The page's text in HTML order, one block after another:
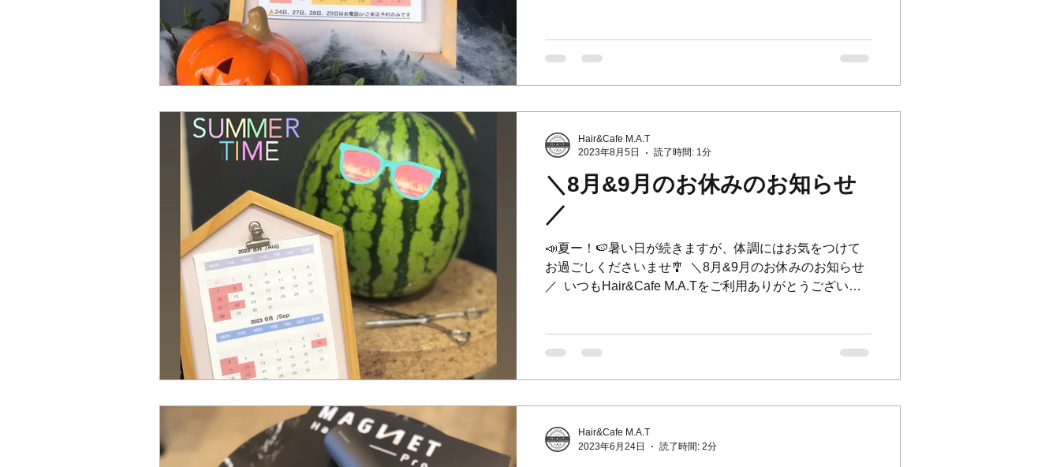
＼8月&9月のお休みのお知らせ
／
📣夏ー！🍉暑い日が続きますが、体調にはお気をつけて
お過ごしくださいませ🎐 ⁡ ＼8月&9月のお休みのお知らせ
／ ⁡ いつもHair&Cafe M.A.Tをご利用ありがとうございま
Hair&Cafe M.A.T
2023年8月5日
読了時間: 1分
Hair&Cafe M.A.T
2023年6月24日
読了時間: 2分